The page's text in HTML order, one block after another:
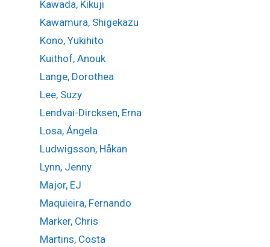
Kawada, Kikuji
Kawamura, Shigekazu
Kono, Yukihito
Kuithof, Anouk
Lange, Dorothea
Lee, Suzy
Lendvai-Dircksen, Erna
Losa, Ángela
Ludwigsson, Håkan
Lynn, Jenny
Major, EJ
Maquieira, Fernando
Marker, Chris
Martins, Costa